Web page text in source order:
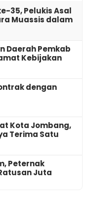
35, Pelukis Asal
Muassis dalam
Daerah Pemkab
Kebijakan
dengan
Kota Jombang,
Terima Satu
Peternak
Juta